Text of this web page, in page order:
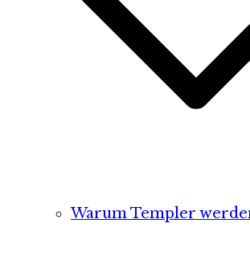
Warum Templer